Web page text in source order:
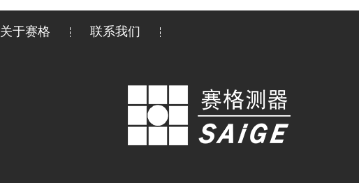
关于赛格 联系我们